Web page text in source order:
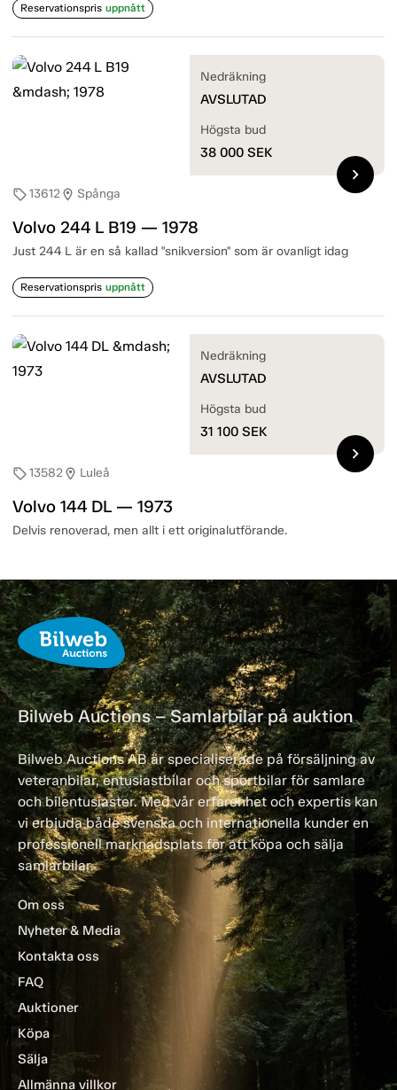
Reservationspris uppnått
sell13612location_on Spånga
Volvo 244 L B19 — 1978
Just 244 L är en så kallad "snikversion" som är ovanligt idag
Reservationspris uppnått
Nedräkning
AVSLUTAD
Högsta bud
38 000 SEK
chevron_right
sell13582location_on Luleå
Volvo 144 DL — 1973
Delvis renoverad, men allt i ett originalutförande.
Nedräkning
AVSLUTAD
Högsta bud
31 100 SEK
chevron_right
Bilweb Auctions – Samlarbilar på auktion
Bilweb Auctions AB är specialiserade på försäljning av
veteranbilar, entusiastbilar och sportbilar för samlare
och bilentusiaster. Med vår erfarenhet och expertis kan
vi erbjuda både svenska och internationella kunder en
professionell marknadsplats för att köpa och sälja
samlarbilar.
Om oss
Nyheter & Media
Kontakta oss
FAQ
Auktioner
Köpa
Sälja
Allmänna villkor